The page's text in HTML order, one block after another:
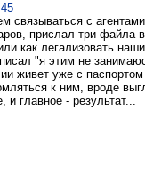
связываться с
прислал три файла
как легализовать
"я этим не
живет уже с
к ним, вроде
главное - результат...